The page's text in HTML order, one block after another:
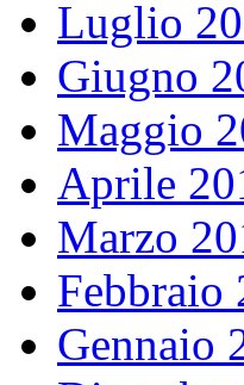
Luglio
Giugno
Maggio
Aprile
Marzo
Febbraio
Gennaio